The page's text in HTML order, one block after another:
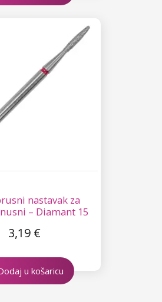
nastavak za
– Diamant 15
3,19 €
u košaricu